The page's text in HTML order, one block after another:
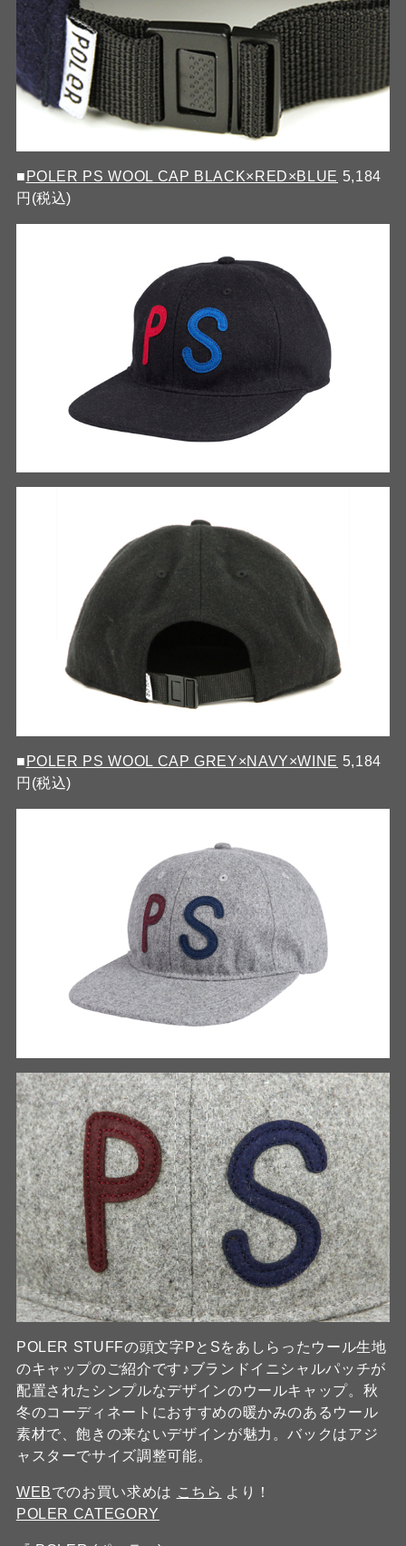
■ POLER PS WOOL CAP BLACK×RED×BLUE 5,184
円(税込)
■ POLER PS WOOL CAP GREY×NAVY×WINE 5,184
円(税込)
POLER STUFFの頭文字PとSをあしらったウール生地
のキャップのご紹介です♪ブランドイニシャルパッチが
配置されたシンプルなデザインのウールキャップ。秋
冬のコーディネートにおすすめの暖かみのあるウール
素材で、飽きの来ないデザインが魅力。バックはアジ
ャスターでサイズ調整可能。
WEBでのお買い求めは こちら より！
POLER CATEGORY